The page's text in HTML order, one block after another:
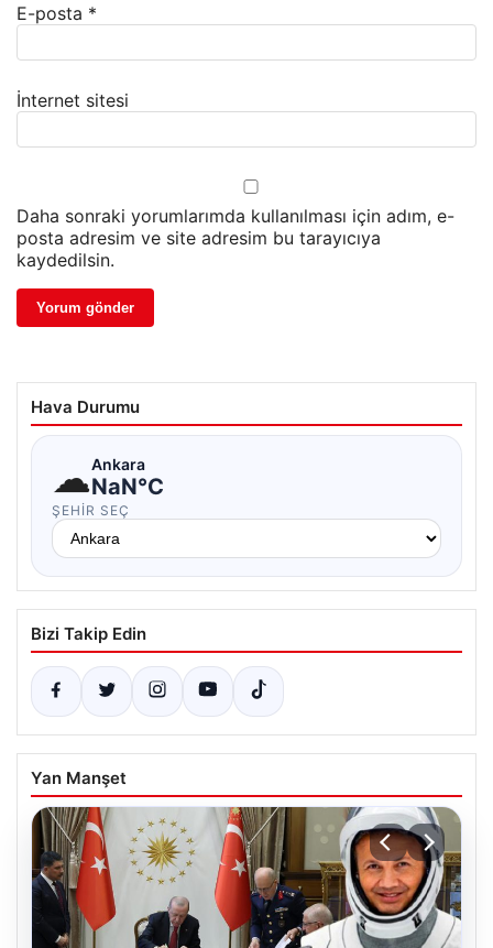
E-posta *
İnternet sitesi
Daha sonraki yorumlarımda kullanılması için adım, e-
posta adresim ve site adresim bu tarayıcıya
kaydedilsin.
Hava Durumu
☁Ankara
NaN°C
ŞEHIR SEÇ
Bizi Takip Edin
Yan Manşet